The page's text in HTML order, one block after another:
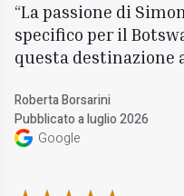
La passione di
specifico per il
questa destinazione
Roberta Borsarini
Pubblicato a luglio 2026
Google